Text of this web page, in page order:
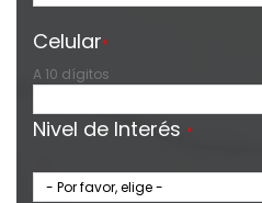
Celular*
A 10 dígitos
Nivel de Interés *